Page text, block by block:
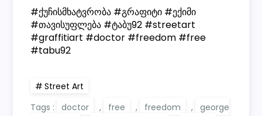
#ქუჩისმხატვრობა #გრაფიტი #ექიმი
#თავისუფლება #ტაბუ92 #streetart
#graffitiart #doctor #freedom #free
#tabu92
Street Art
Tags :
doctor , free , freedom ,
george